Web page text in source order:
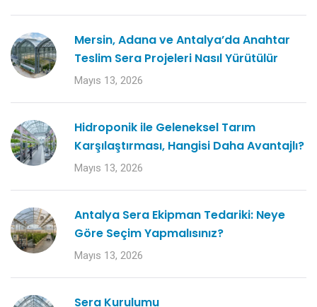
Mersin, Adana ve Antalya’da Anahtar
Teslim Sera Projeleri Nasıl Yürütülür
Mayıs 13, 2026
Hidroponik ile Geleneksel Tarım
Karşılaştırması, Hangisi Daha Avantajlı?
Mayıs 13, 2026
Antalya Sera Ekipman Tedariki: Neye
Göre Seçim Yapmalısınız?
Mayıs 13, 2026
Sera Kurulumu